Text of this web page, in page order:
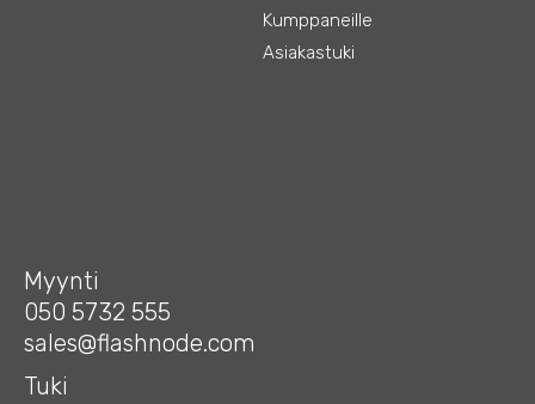
Kumppaneille
Asiakastuki
Myynti
050 5732 555
sales@flashnode.com
Tuki